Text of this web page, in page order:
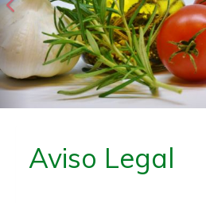
Aviso Legal